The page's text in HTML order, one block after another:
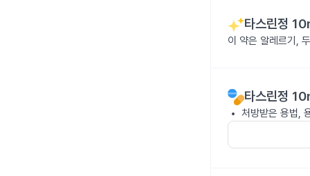
타스린정
이 약은 알레르기,
타스린정
처방받은 용법,